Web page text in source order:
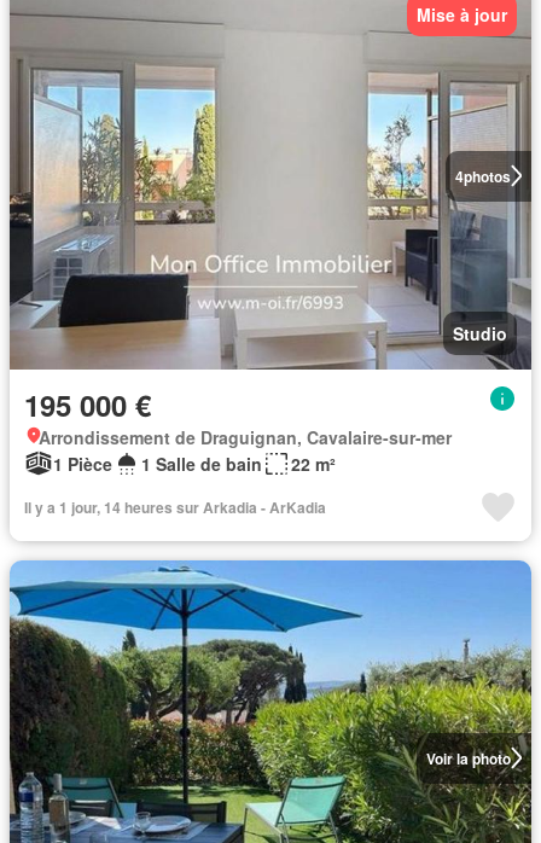
4photos
Mise à jour
Studio
195 000 €
Arrondissement de Draguignan, Cavalaire-sur-mer
1 Pièce
1 Salle de bain 22 m²
Il y a 1 jour, 14 heures sur Arkadia - ArKadia
Voir la photo